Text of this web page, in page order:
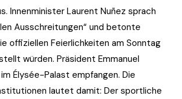
Innenminister Laurent Nuñez sprach
Ausschreitungen“ und betonte
offiziellen Feierlichkeiten am Sonntag
würden. Präsident Emmanuel
Élysée-Palast empfangen. Die
lautet damit: Der sportliche